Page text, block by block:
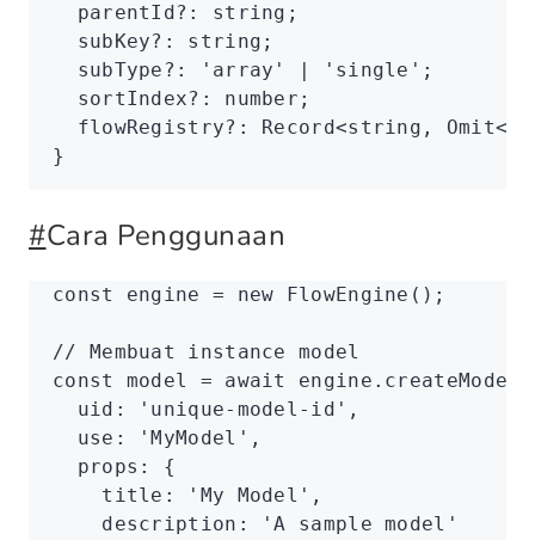
  parentId
?: string ;
  subKey
?: string ;
  subType
?: 'array' | 'single' ;
  sortIndex
?: number ;
  flowRegistry
?: Record<string , Omit<
}
#Cara Penggunaan
const engine = new FlowEngine ();
// Membuat instance model
const
model = await engine
  uid
: 'unique-model-id' ,
  use
: 'MyModel' ,
  props
:
{
    title
: 'My Model' ,
    description
:
'A sample model'